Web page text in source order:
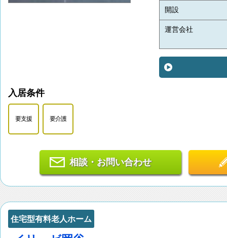
開設
運営会社
入居条件
要支援 要介護
相談・お問い合わせ
住宅型有料老人ホーム